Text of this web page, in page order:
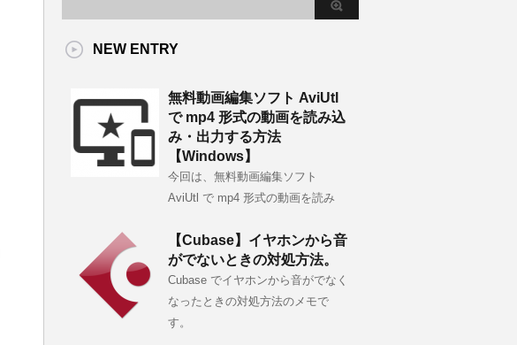
NEW ENTRY
無料動画編集ソフト AviUtl
で mp4 形式の動画を読み込
み・出力する方法
【Windows】
今回は、無料動画編集ソフト
AviUtl で mp4 形式の動画を読み
【Cubase】イヤホンから音
がでないときの対処方法。
Cubase でイヤホンから音がでなく
なったときの対処方法のメモで
す。